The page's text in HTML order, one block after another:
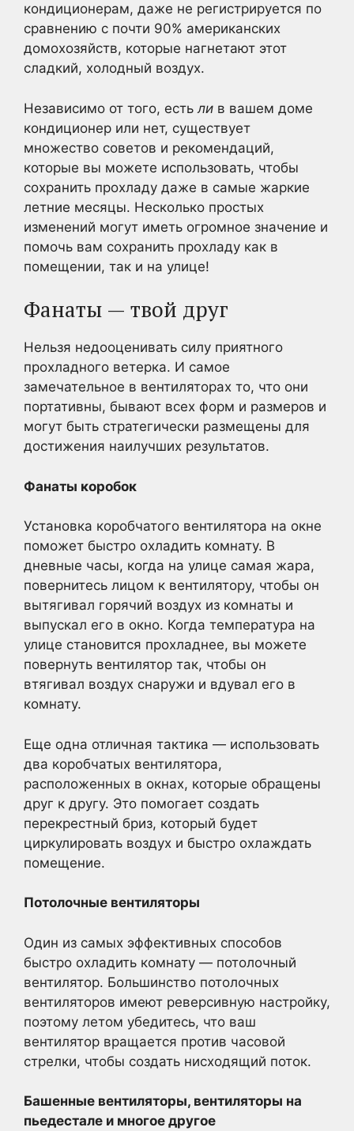
кондиционерам, даже не регистрируется по
сравнению с почти 90% американских
домохозяйств, которые нагнетают этот
сладкий, холодный воздух.
Независимо от того, есть ли в вашем доме
кондиционер или нет, существует
множество советов и рекомендаций,
которые вы можете использовать, чтобы
сохранить прохладу даже в самые жаркие
летние месяцы. Несколько простых
изменений могут иметь огромное значение и
помочь вам сохранить прохладу как в
помещении, так и на улице!
Фанаты — твой друг
Нельзя недооценивать силу приятного
прохладного ветерка. И самое
замечательное в вентиляторах то, что они
портативны, бывают всех форм и размеров и
могут быть стратегически размещены для
достижения наилучших результатов.
Фанаты коробок
Установка коробчатого вентилятора на окне
поможет быстро охладить комнату. В
дневные часы, когда на улице самая жара,
повернитесь лицом к вентилятору, чтобы он
вытягивал горячий воздух из комнаты и
выпускал его в окно. Когда температура на
улице становится прохладнее, вы можете
повернуть вентилятор так, чтобы он
втягивал воздух снаружи и вдувал его в
комнату.
Еще одна отличная тактика — использовать
два коробчатых вентилятора,
расположенных в окнах, которые обращены
друг к другу. Это помогает создать
перекрестный бриз, который будет
циркулировать воздух и быстро охлаждать
помещение.
Потолочные вентиляторы
Один из самых эффективных способов
быстро охладить комнату — потолочный
вентилятор. Большинство потолочных
вентиляторов имеют реверсивную настройку,
поэтому летом убедитесь, что ваш
вентилятор вращается против часовой
стрелки, чтобы создать нисходящий поток.
Башенные вентиляторы, вентиляторы на
пьедестале и многое другое